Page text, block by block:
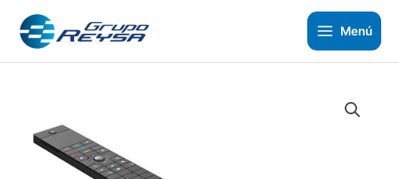
contenido
Menú
con-
gvc3200